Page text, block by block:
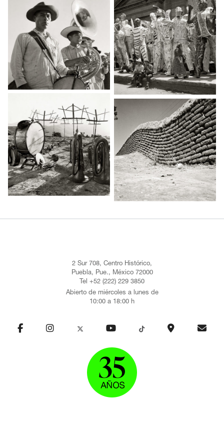
2 Sur 708, Centro Histórico,
Puebla, Pue., México 72000
Tel +52 (222) 229 3850
Abierto de miércoles a lunes de
10:00 a 18:00 h